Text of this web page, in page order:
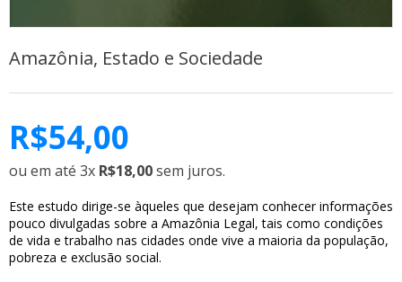
Amazônia, Estado e Sociedade
R$54,00
ou em até 3x R$18,00sem juros.
Este estudo dirige-se àqueles que desejam conhecer informações
pouco divulgadas sobre a Amazônia Legal, tais como condições
de vida e trabalho nas cidades onde vive a maioria da população,
pobreza e exclusão social.